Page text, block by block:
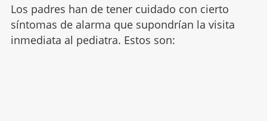
Los padres han de tener cuidado con cierto
síntomas de alarma que supondrían la visita
inmediata al pediatra. Estos son: